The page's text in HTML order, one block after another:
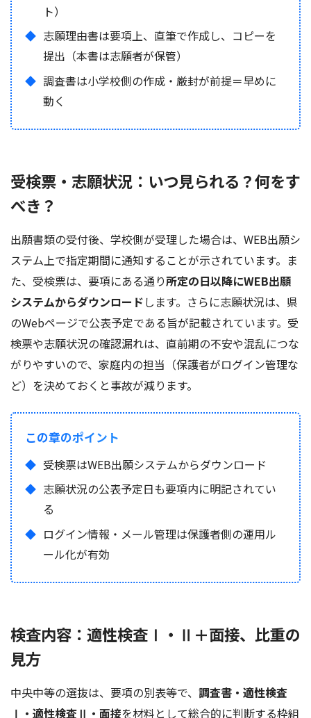
ト）
志願理由書は要項上、直筆で作成し、コピーを
提出（本書は志願者が保管）
調査書は小学校側の作成・厳封が前提＝早めに
動く
受検票・志願状況：いつ見られる？何をす
べき？
出願書類の受付後、学校側が受理した場合は、WEB出願シ
ステム上で指定期間に通知することが示されています。ま
た、受検票は、要項にある通り所定の日以降にWEB出願
システムからダウンロードします。さらに志願状況は、県
のWebページで公表予定である旨が記載されています。受
検票や志願状況の確認漏れは、直前期の不安や混乱につな
がりやすいので、家庭内の担当（保護者がログイン管理な
ど）を決めておくと事故が減ります。
この章のポイント
受検票はWEB出願システムからダウンロード
志願状況の公表予定日も要項内に明記されてい
る
ログイン情報・メール管理は保護者側の運用ル
ール化が有効
検査内容：適性検査Ⅰ・Ⅱ＋面接、比重の
見方
中央中等の選抜は、要項の別表等で、 調査書・適性検査
Ⅰ・適性検査Ⅱ・面接を材料として総合的に判断する枠組